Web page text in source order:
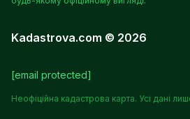
Kadastrova.com © 2026
[email protected]
Неофіційна кадастрова карта. Усі дані